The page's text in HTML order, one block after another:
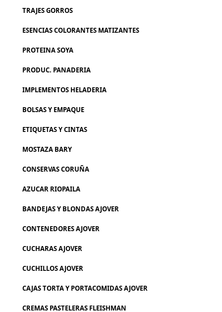
TRAJES GORROS
ESENCIAS COLORANTES MATIZANTES
PROTEINA SOYA
PRODUC. PANADERIA
IMPLEMENTOS HELADERIA
BOLSAS Y EMPAQUE
ETIQUETAS Y CINTAS
MOSTAZA BARY
CONSERVAS CORUÑA
AZUCAR RIOPAILA
BANDEJAS Y BLONDAS AJOVER
CONTENEDORES AJOVER
CUCHARAS AJOVER
CUCHILLOS AJOVER
CAJAS TORTA Y PORTACOMIDAS AJOVER
CREMAS PASTELERAS FLEISHMAN